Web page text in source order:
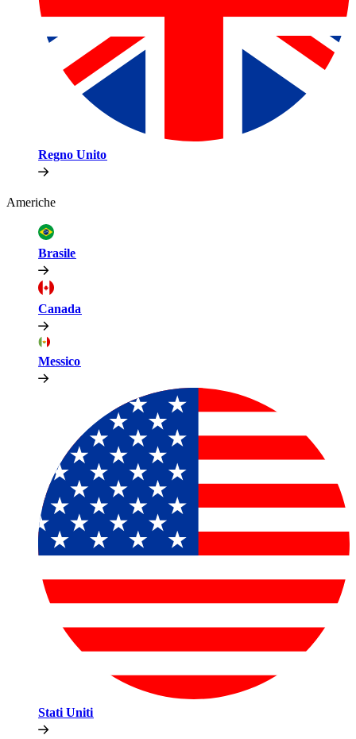
Regno Unito​​
Americhe​​
Brasile​​
Canada​​
Messico​​
Stati Uniti​​